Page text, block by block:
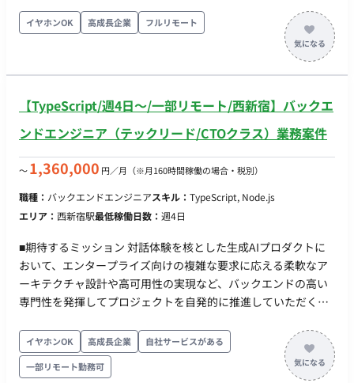
に抽象化します。 ■開発環境 ・バックエンド：Scala（現行
Scala 2 / Play / Slick / Cats、リプレイス後は Scala 3 を予定）
・フロントエンド：TypeScript / Angular または Svelte（選定
中） ・数理最適化エンジン：言語・ライブラリの選定から着手
Cloud ・AI駆動開発：Claude Code Max ■リモート稼働につい
て フルリモート（ご希望に応じて東京本社への出社も可能で
す） ■働き方 ・稼働日数：週5日（月〜金） ・稼働時間：目安
10:00～19:00（実働8時間・稼働時間帯のご相談可） 【必須ス
キル】 ・Webアプリケーションのフロントエンド・バックエン
ド開発経験 ・アプリケーションアーキテクチャに関する知見
と、実務での設計・実装経験 ・JVM系言語（Scala / Kotlin /
装経験（線形計画、整数計画、制約充足、メタヒューリスティ
クス等） ・シフト、要員配置、スケジューリングなど、制約の
強い最適化問題を扱ったプロダクト開発経験 【歓迎スキル】 ・
HRTech・労務系SaaSプロダクトの開発経験 ・既存システムの
イヤホンOK 高成長企業 フルリモート
【TypeScript/週4日〜/一部リモート/西新宿】バックエ
ンドエンジニア（テックリード/CTOクラス）業務案件
〜1,360,000 円／月 （※月160時間稼働の場合・税別）
職種： バックエンドエンジニアスキル： TypeScript, Node.js
エリア： 西新宿駅最低稼働日数： 週4日
■期待するミッション 対話体験を核とした生成AIプロダクトに
おいて、エンタープライズ向けの複雑な要求に応える柔軟なア
ーキテクチャ設計や高可用性の実現など、バックエンドの高い
専門性を発揮してプロジェクトを自発的に推進していただくこ
機能の企画・設計・実装・テスト・計測・改善、バックエンド
開発全般、CI/CDパイプライン構築、クラウドインフラの構
築・運用などを担当していただきます。 担当工程：【設計・実
イヤホンOK 高成長企業
自社サービスがある
一部リモート勤務可